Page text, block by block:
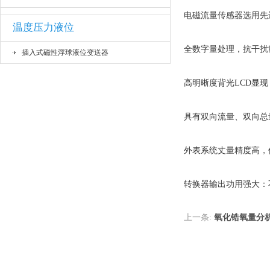
温度压力液位
插入式磁性浮球液位变送器
电磁流量传感器选用
全数字量处理，抗干
高明晰度背光LCD显
具有双向流量、双向
外表系统丈量精度高
转换器输出功用强大：
上一条: 氧化锆氧量分